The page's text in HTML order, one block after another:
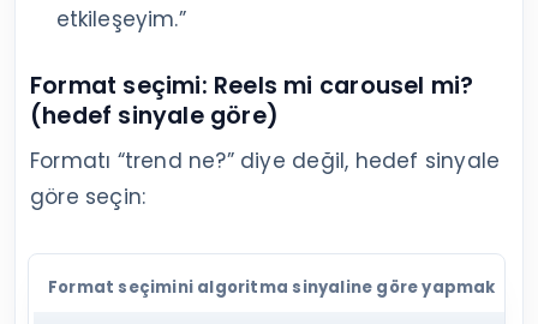
etkileşeyim.”
Format seçimi: Reels mi carousel mi?
(hedef sinyale göre)
Formatı “trend ne?” diye değil, hedef sinyale
göre seçin:
Format seçimini algoritma sinyaline göre yapmak